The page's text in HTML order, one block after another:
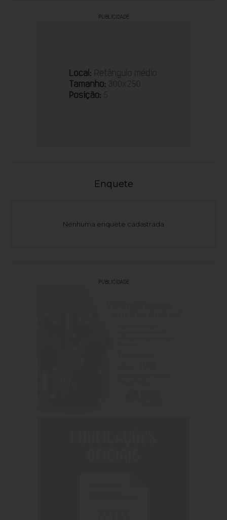
PUBLICIDADE
Enquete
Nenhuma enquete cadastrada
PUBLICIDADE